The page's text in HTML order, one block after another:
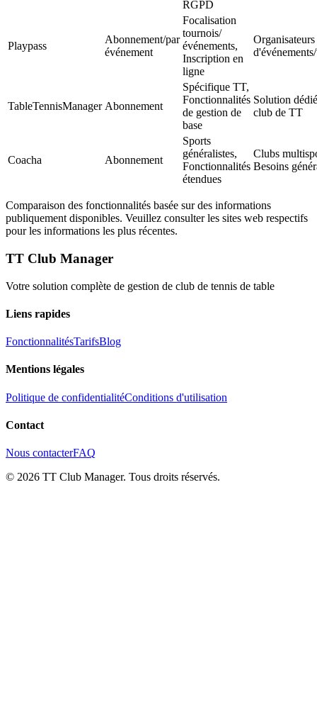
RGPD
Playpass
Abonnement/par
événement
Focalisation
tournois/
événements,
Inscription en
ligne
Organisateurs
TableTennisManager Abonnement
Spécifique TT,
Fonctionnalités
de gestion de
base
Solution
club de TT
Coacha Abonnement
Sports
généralistes,
Fonctionnalités
étendues
Clubs
Besoins
Comparaison des fonctionnalités basée sur des informations
publiquement disponibles. Veuillez consulter les sites web respectifs
pour les informations les plus récentes.
TT Club Manager
Votre solution complète de gestion de club de tennis de table
Liens rapides
FonctionnalitésTarifsBlog
Mentions légales
Politique de confidentialitéConditions d'utilisation
Contact
Nous contacterFAQ
© 2026 TT Club Manager. Tous droits réservés.